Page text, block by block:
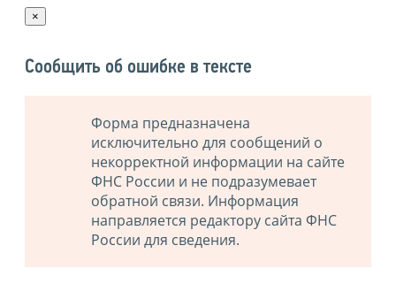
×
Сообщить об ошибке в тексте
Форма предназначена
исключительно для сообщений о
некорректной информации на сайте
ФНС России и не подразумевает
обратной связи. Информация
направляется редактору сайта ФНС
России для сведения.